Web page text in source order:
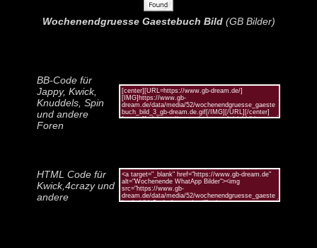
Wochenendgruesse Gaestebuch Bild(GB Bilder)
BB-Code für
Jappy, Kwick,
Knuddels, Spin
und andere
Foren
HTML Code für
Kwick,4crazy und
andere